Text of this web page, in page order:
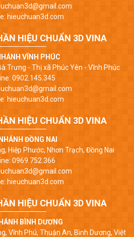
hieuchuan3d.com
HIỆU CHUẨN 3D VINA
VĨNH PHÚC
Trưng - Thị xã Phúc Yên - Vĩnh Phúc
0902.145.345
hieuchuan3d.com
HIỆU CHUẨN 3D VINA
ĐỒNG NAI
Hiệp Phước, Nhơn Trạch, Đồng Nai
0969.752.366
hieuchuan3d.com
HIỆU CHUẨN 3D VINA
BÌNH DƯƠNG
Vĩnh Phú, Thuận An, Bình Dương, Việt